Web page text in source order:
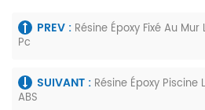
PREV : Résine Époxy Fixé Au
Pc
SUIVANT : Résine Époxy Piscine
ABS